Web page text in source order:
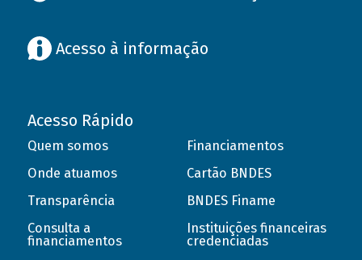
Acesso à informação
Acesso Rápido
Quem somos
Onde atuamos
Transparência
Consulta a
financiamentos
Financiamentos
Cartão BNDES
BNDES Finame
Instituições financeiras
credenciadas